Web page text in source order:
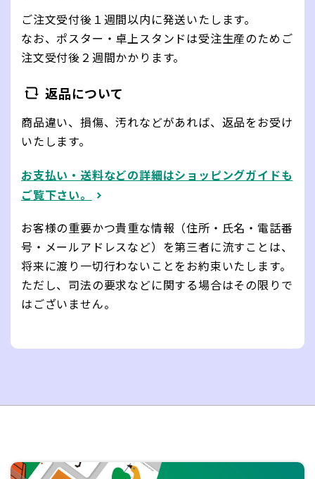
ご注文受付後１週間以内に発送いたします。
なお、ポスター・卓上スタンドは受注生産のためご
注文受付後２週間かかります。
返品について
商品違い、損傷、汚れなどがあれば、返品をお受け
いたします。
お支払い・送料などの詳細はショッピングガイドも
ご覧下さい。
お客様の重要かつ貴重な情報（住所・氏名・電話番
号・メールアドレスなど）を第三者に流すことは、
将来に渡り一切行わないことをお約束いたします。
ただし、司法の要求などに関する場合はその限りで
はございません。